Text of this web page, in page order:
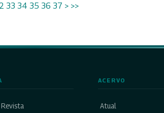
33 34 35 36 37 > >>
ACERVO
Atual